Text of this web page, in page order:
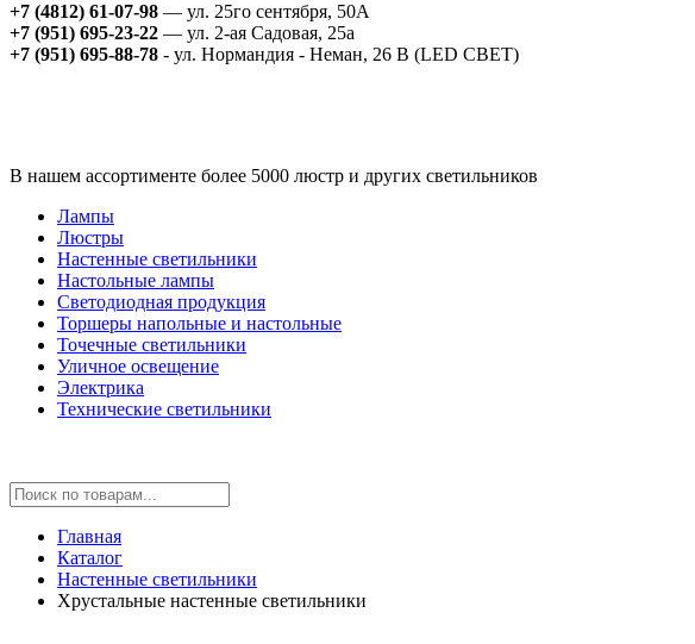
+7 (4812) 61-07-98 — ул. 25го сентября, 50А
+7 (951) 695-23-22 — ул. 2-ая Садовая, 25а
+7 (951) 695-88-78 - ул. Нормандия - Неман, 26 В (LED СВЕТ)
В нашем ассортименте более 5000 люстр и других светильников
Лампы
Люстры
Настенные светильники
Настольные лампы
Светодиодная продукция
Торшеры напольные и настольные
Точечные светильники
Уличное освещение
Электрика
Технические светильники
Главная
Каталог
Настенные светильники
Хрустальные настенные светильники